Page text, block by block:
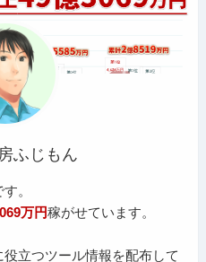
ふじもん
。
万円稼がせています。
立つツール情報を配布して